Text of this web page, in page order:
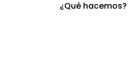
¿Qué hacemos?